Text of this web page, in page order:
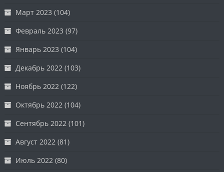
Март 2023 (104)
Февраль 2023 (97)
Январь 2023 (104)
Декабрь 2022 (103)
Ноябрь 2022 (122)
Октябрь 2022 (104)
Сентябрь 2022 (101)
Август 2022 (81)
Июль 2022 (80)